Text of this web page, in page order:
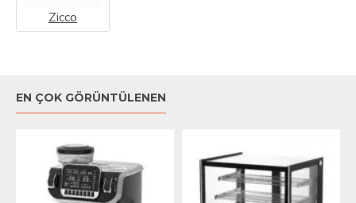
Zicco
EN ÇOK GÖRÜNTÜLENEN